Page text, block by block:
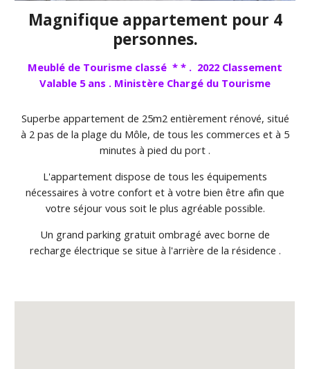
Magnifique appartement pour 4
personnes.
Meublé de Tourisme classé * * . 2022 Classement
Valable 5 ans . Ministère Chargé du Tourisme
Superbe appartement de 25m2 entièrement rénové, situé
à 2 pas de la plage du Môle, de tous les commerces et à 5
minutes à pied du port .
L'appartement dispose de tous les équipements
nécessaires à votre confort et à votre bien être afin que
votre séjour vous soit le plus agréable possible.
Un grand parking gratuit ombragé avec borne de
recharge électrique se situe à l'arrière de la résidence .